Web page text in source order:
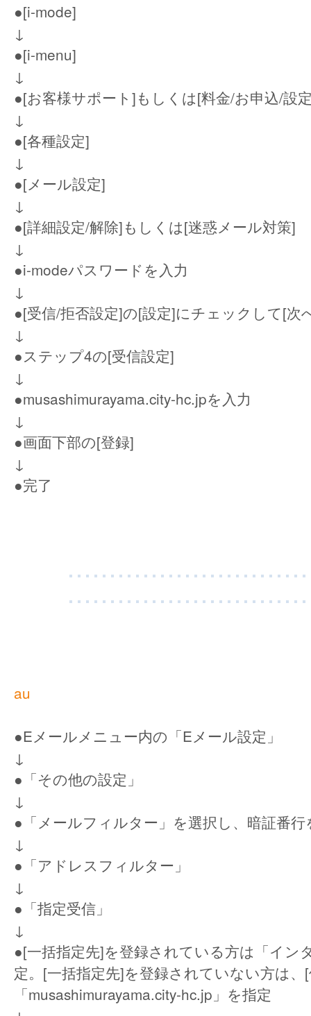
●[i-mode]
↓
●[i-menu]
↓
●[お客様サポート]もしくは[料金/お申込/設
↓
●[各種設定]
↓
●[メール設定]
↓
●[詳細設定/解除]もしくは[迷惑メール対策]
↓
●i-modeパスワードを入力
↓
●[受信/拒否設定]の[設定]にチェックして[次
↓
●ステップ4の[受信設定]
↓
●musashimurayama.city-hc.jpを入力
↓
●画面下部の[登録]
↓
●完了
au
●Eメールメニュー内の「Eメール設定」
↓
●「その他の設定」
↓
●「メールフィルター」を選択し、暗証番行
↓
●「アドレスフィルター」
↓
●「指定受信」
↓
●[一括指定先]を登録されている方は「イン
定。[一括指定先]を登録されていない方は、
「musashimurayama.city-hc.jp」を指定